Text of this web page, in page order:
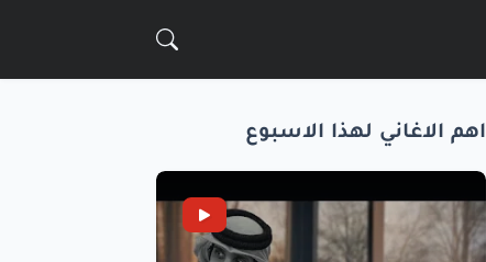
اهم الاغاني لهذا الاسبوع